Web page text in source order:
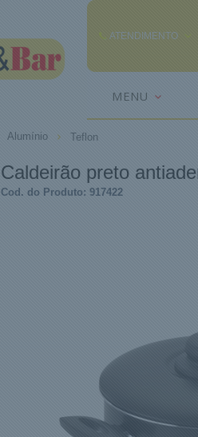
ATENDIMENTO
MENU
Alumínio Teflon
Caldeirão preto
Cod. do Produto: 917422